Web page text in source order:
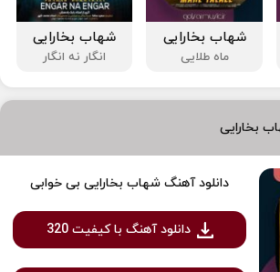
شهاب بخارایی
ماه طلایی
شهاب بخارایی
انگار نه انگار
بخارایی
دانلود آهنگ شهاب بخارایی بی خوابی
دانلود آهنگ با کیفیت 320